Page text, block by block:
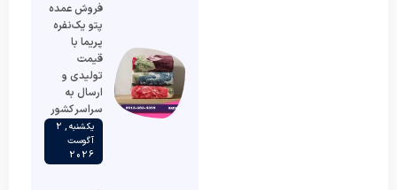
فروش عمده
پتو یک‌نفره
پریما با
قیمت
تولیدی و
ارسال به
سراسر کشور
یکشنبه , 2
آگوست
2026